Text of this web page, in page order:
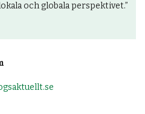
och globala perspektivet.”